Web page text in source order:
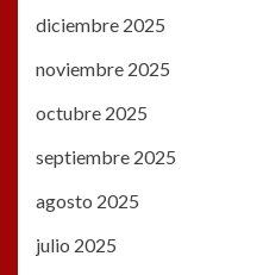
diciembre 2025
noviembre 2025
octubre 2025
septiembre 2025
agosto 2025
julio 2025